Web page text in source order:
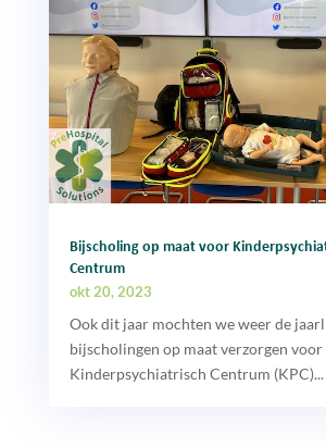
Bijscholing op maat voor
Centrum
okt 20, 2023
Ook dit jaar mochten we weer de
bijscholingen op maat verzorgen voor
Kinderpsychiatrisch Centrum (KPC)...